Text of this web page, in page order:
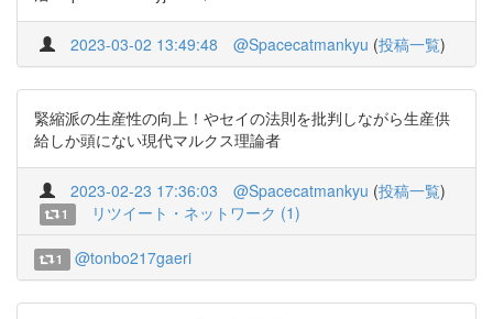
2023-03-02 13:49:48 @Spacecatmankyu (投稿一覧)
緊縮派の生産性の向上！やセイの法則を批判しながら生産供
給しか頭にない現代マルクス理論者
2023-02-23 17:36:03 @Spacecatmankyu (投稿一覧)
1 リツイート・ネットワーク (1)
1 @tonbo217gaeri